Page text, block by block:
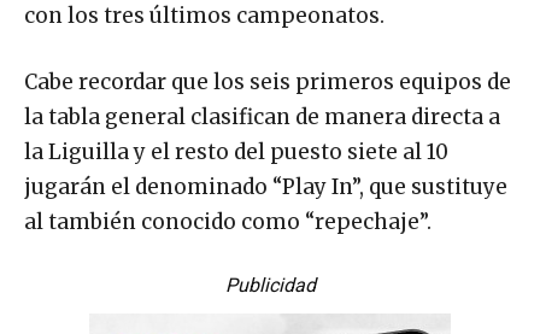
con los tres últimos campeonatos.
Cabe recordar que los seis primeros equipos de
la tabla general clasifican de manera directa a
la Liguilla y el resto del puesto siete al 10
jugarán el denominado “Play In”, que sustituye
al también conocido como “repechaje”.
Publicidad